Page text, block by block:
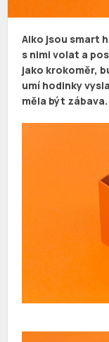
Aiko jsou smart
s nimi volat a
jako krokoměr,
umí hodinky
měla být zábava.